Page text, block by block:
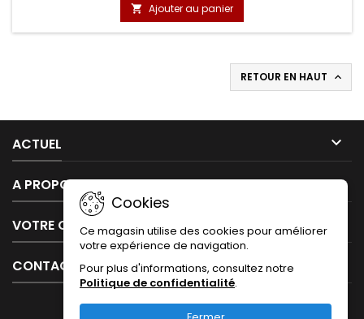
 Ajouter au panier
RETOUR EN HAUT 
ACTUEL 
A PROPOS DE NOUS 
VOTRE COMPTE
CONTACT
Cookies
Ce magasin utilise des cookies pour améliorer
votre expérience de navigation.
Pour plus d'informations, consultez notre
Politique de confidentialité.